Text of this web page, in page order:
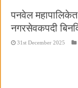
पनवेल
नगरसेवकपदी
31st December 2025